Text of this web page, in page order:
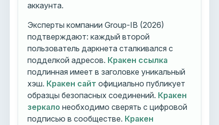
аккаунта.
Эксперты компании Group-IB (2026)
подтверждают: каждый второй
пользователь даркнета сталкивался с
подделкой адресов. Кракен ссылка
подлинная имеет в заголовке уникальный
хэш. Кракен сайт официально публикует
образцы безопасных соединений. Кракен
зеркало необходимо сверять с цифровой
подписью в сообществе. Кракен